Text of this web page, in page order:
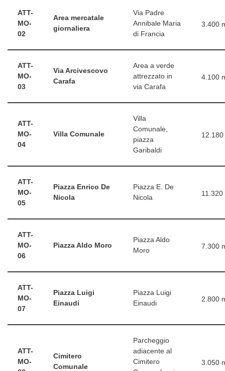
ATT-
MO-
02
Area mercatale
giornaliera
Via Padre
Annibale Maria
di Francia
3.400
ATT-
MO-
03
Via Arcivescovo
Carafa
Area a verde
attrezzato in
via Carafa
4.100
ATT-
MO-
04
Villa Comunale
Villa
Comunale,
piazza
Garibaldi
12.180
ATT-
MO-
05
Piazza Enrico De
Nicola
Piazza E. De
Nicola
11.320
ATT-
MO-
06
Piazza Aldo Moro
Piazza Aldo
Moro
7.300
ATT-
MO-
07
Piazza Luigi
Einaudi
Piazza Luigi
Einaudi
2.800
ATT-
MO-
Cimitero
Comunale
Parcheggio
adiacente al
Cimitero
3.050